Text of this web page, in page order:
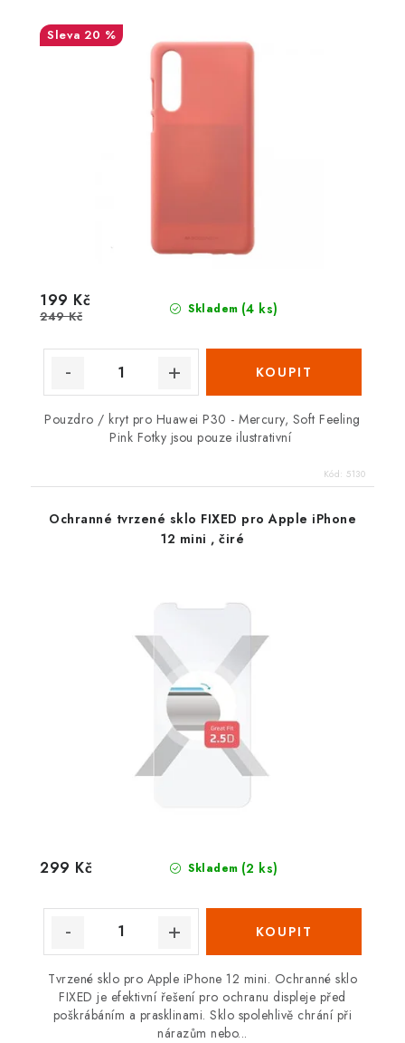
20 %
Skladem (4 ks)
199 Kč
249 Kč
Pouzdro / kryt pro Huawei P30 - Mercury, Soft Feeling
Pink Fotky jsou pouze ilustrativní
Kód: 5130
Ochranné tvrzené sklo FIXED pro Apple iPhone
12 mini , čiré
Skladem (2 ks)
299 Kč
Tvrzené sklo pro Apple iPhone 12 mini. Ochranné sklo
FIXED je efektivní řešení pro ochranu displeje před
poškrábáním a prasklinami. Sklo spolehlivě chrání při
nárazům nebo...